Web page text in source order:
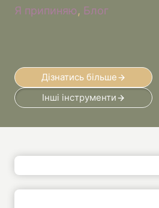
Я припиняю, Блог
Дізнатись більше
Інші інструменти